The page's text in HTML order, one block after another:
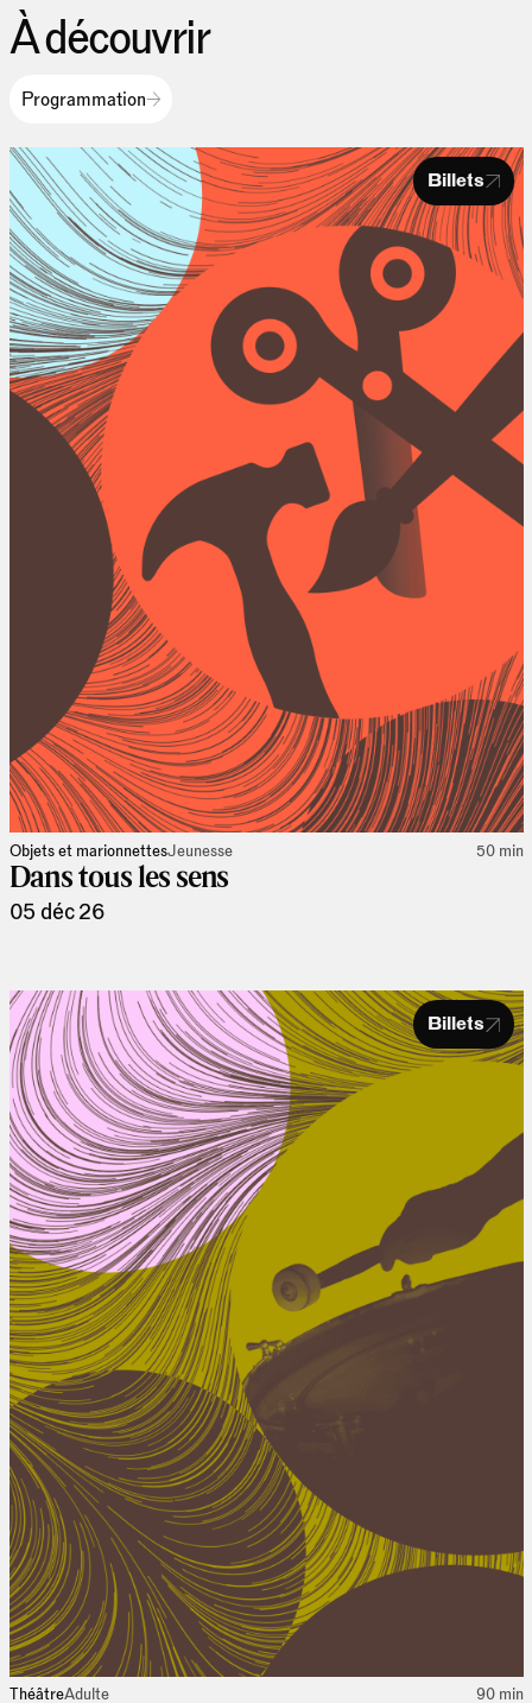
À découvrir
Programmation
Objets et marionnettesJeunesse 50 min
Dans tous les sens
05 déc 26
Billets
ThéâtreAdulte 90 min
Billets